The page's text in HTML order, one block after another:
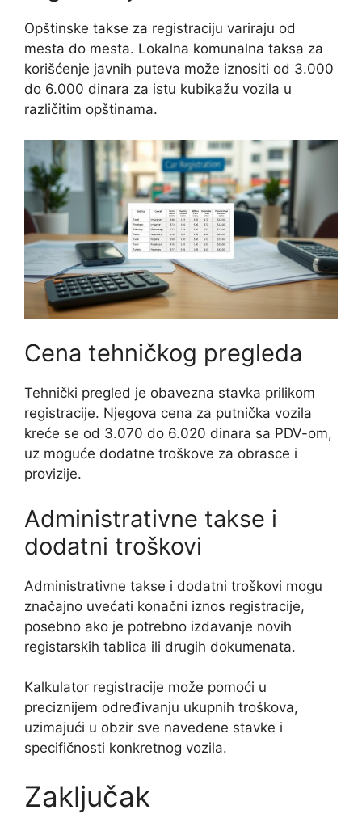
Opštinske takse za registraciju variraju od
mesta do mesta. Lokalna komunalna taksa za
korišćenje javnih puteva može iznositi od 3.000
do 6.000 dinara za istu kubikažu vozila u
različitim opštinama.
Cena tehničkog pregleda
Tehnički pregled je obavezna stavka prilikom
registracije. Njegova cena za putnička vozila
kreće se od 3.070 do 6.020 dinara sa PDV-om,
uz moguće dodatne troškove za obrasce i
provizije.
Administrativne takse i
dodatni troškovi
Administrativne takse i dodatni troškovi mogu
značajno uvećati konačni iznos registracije,
posebno ako je potrebno izdavanje novih
registarskih tablica ili drugih dokumenata.
Kalkulator registracije može pomoći u
preciznijem određivanju ukupnih troškova,
uzimajući u obzir sve navedene stavke i
specifičnosti konkretnog vozila.
Zaključak